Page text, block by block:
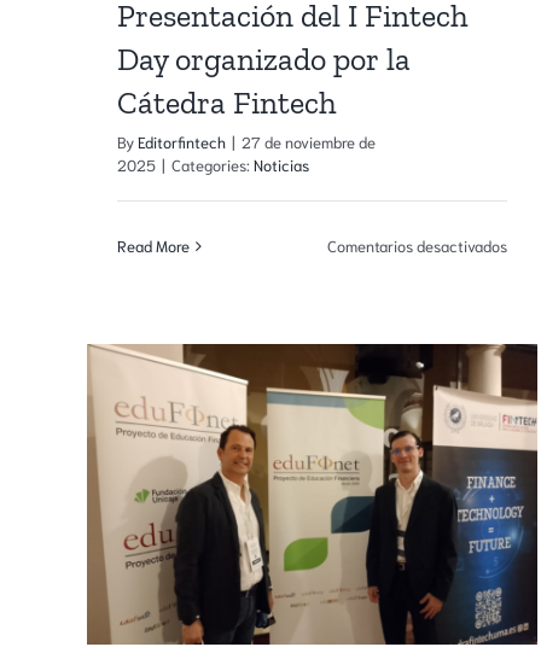
Presentación del I Fintech
Day organizado por la
Cátedra Fintech
ByEditorfintech | 27 de noviembre de
2025 | Categories: Noticias
Read More Comentarios desactivadosen
por